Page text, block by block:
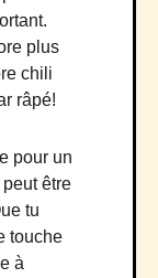
plus
chili
râpé!
pour un
être
tu
touche
à